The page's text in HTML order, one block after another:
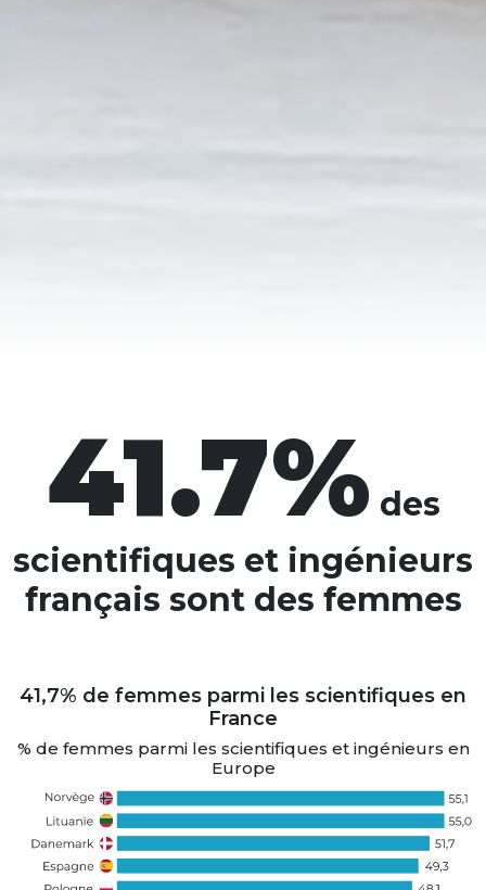
41.7% des
scientifiques et ingénieurs
français sont des femmes
41,7% de femmes parmi les scientifiques en
France
% de femmes parmi les scientifiques et ingénieurs en
Europe